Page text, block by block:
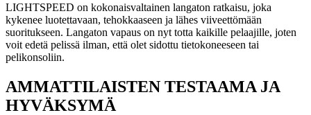
LIGHTSPEED on kokonaisvaltainen langaton ratkaisu, joka
kykenee luotettavaan, tehokkaaseen ja lähes viiveettömään
suoritukseen. Langaton vapaus on nyt totta kaikille pelaajille, joten
voit edetä pelissä ilman, että olet sidottu tietokoneeseen tai
pelikonsoliin.
AMMATTILAISTEN TESTAAMA JA
HYVÄKSYMÄ